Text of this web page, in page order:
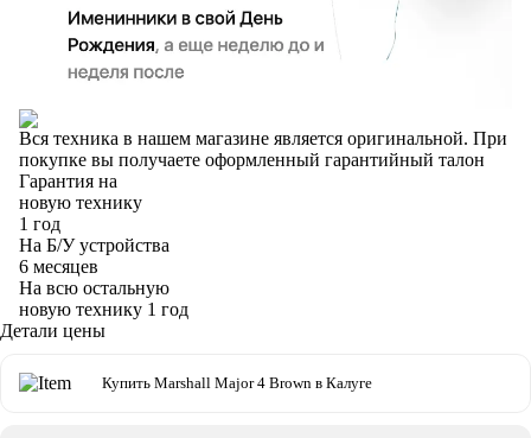
Вся техника в нашем магазине является оригинальной. При
покупке вы получаете оформленный гарантийный талон
Гарантия на
новую технику
1 год
На Б/У устройства
6 месяцев
На всю остальную
новую технику 1 год
Детали цены
Купить Marshall Major 4 Brown в Калуге